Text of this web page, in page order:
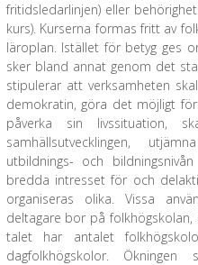
fritidsledarlinjen) eller
kurs). Kurserna formas fritt av
läroplan. Istället för betyg ges
sker bland annat genom det
stipulerar att verksamheten
demokratin, göra det möjligt
påverka sin livssituation,
samhällsutvecklingen,
utbildnings- och
bredda intresset för och
organiseras olika. Vissa
deltagare bor på
talet har antalet
dagfolkhögskolor.